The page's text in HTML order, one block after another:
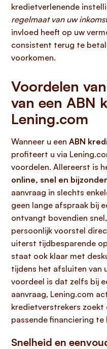
kredietverlenende
regelmaat van uw
invloed heeft op uw
consistent terug te
voorkomen.
Voordelen
van een ABN
Lening.com
Wanneer u een ABN
profiteert u via
voordelen. Allereerst is
online, snel en
aanvraag in slechts
geen lange afspraak bij
ontvangt bovendien
persoonlijk voorstel
uiterst tijdbesparende
staat ook klaar met
tijdens het afsluiten van
voordeel is dat zelfs bij
aanvraag, Lening.com
kredietverstrekers zoekt
passende financiering te
Snelheid en